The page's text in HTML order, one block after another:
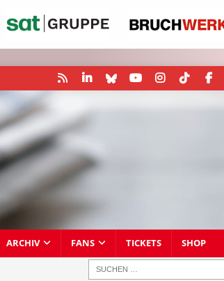
ARCHIV FANS TICKETS SHOP